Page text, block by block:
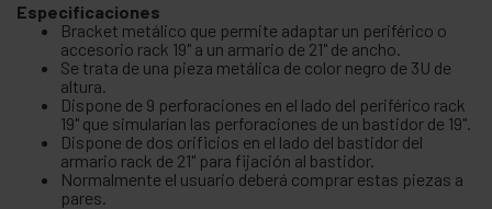
Especificaciones
Bracket metálico que permite adaptar un periférico o
accesorio rack 19" a un armario de 21" de ancho.
Se trata de una pieza metálica de color negro de 3U de
altura.
Dispone de 9 perforaciones en el lado del periférico rack
19" que simularían las perforaciones de un bastidor de 19".
Dispone de dos orificios en el lado del bastidor del
armario rack de 21" para fijación al bastidor.
Normalmente el usuario deberá comprar estas piezas a
pares.